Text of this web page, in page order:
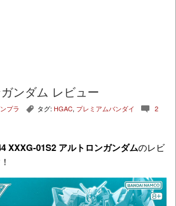
ンダム レビュー
プラ , タグ: HGAC, プレミアムバンダイ c 2
XXXG-01S2 アルトロンガンダムのレビ